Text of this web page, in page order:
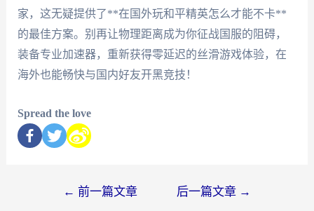
家，这无疑提供了**在国外玩和平精英怎么才能不卡**
的最佳方案。别再让物理距离成为你征战国服的阻碍，
装备专业加速器，重新获得零延迟的丝滑游戏体验，在
海外也能畅快与国内好友开黑竞技！
Spread the love
← 前一篇文章 后一篇文章 →